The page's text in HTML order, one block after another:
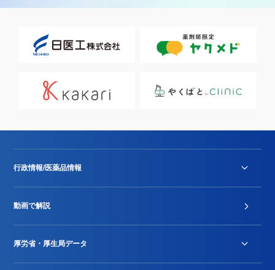
行政情報/医薬品情報
Stu-GEレポート
動画で解説
厚労省・厚生局データ